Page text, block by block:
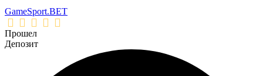
GameSport.BET
Прошел
Депозит